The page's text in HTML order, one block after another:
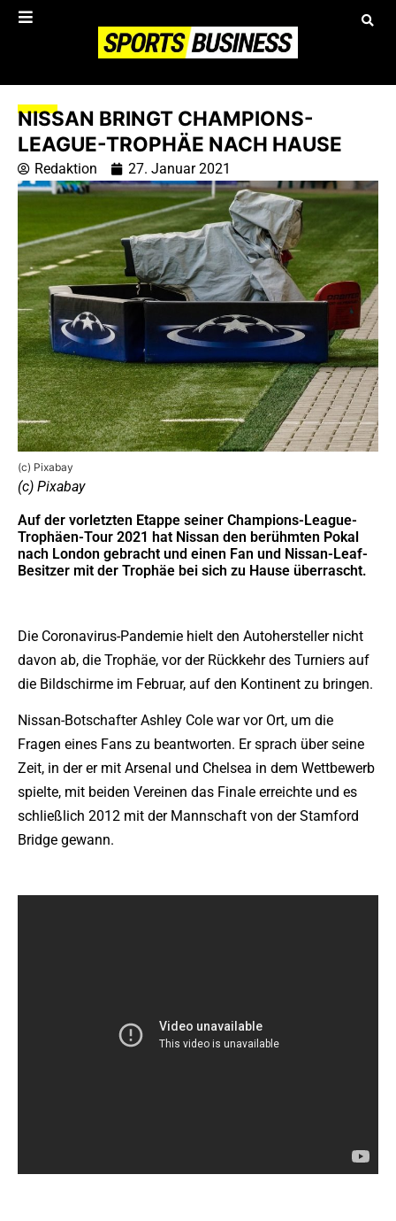
NISSAN BRINGT CHAMPIONS-
LEAGUE-TROPHÄE NACH HAUSE
Redaktion 27. Januar 2021
(c) Pixabay
(c) Pixabay
Auf der vorletzten Etappe seiner Champions-League-
Trophäen-Tour 2021 hat Nissan den berühmten Pokal
nach London gebracht und einen Fan und Nissan-Leaf-
Besitzer mit der Trophäe bei sich zu Hause überrascht.
Die Coronavirus-Pandemie hielt den Autohersteller nicht
davon ab, die Trophäe, vor der Rückkehr des Turniers auf
die Bildschirme im Februar, auf den Kontinent zu bringen.
Nissan-Botschafter Ashley Cole war vor Ort, um die
Fragen eines Fans zu beantworten. Er sprach über seine
Zeit, in der er mit Arsenal und Chelsea in dem Wettbewerb
spielte, mit beiden Vereinen das Finale erreichte und es
schließlich 2012 mit der Mannschaft von der Stamford
Bridge gewann.